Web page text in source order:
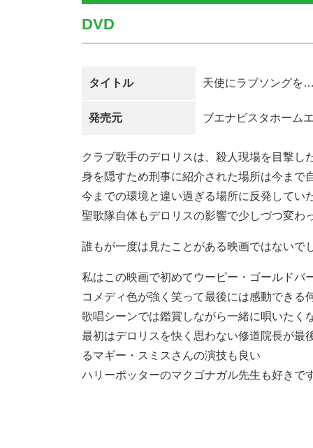
DVD
タイトル 天使にラブソングを
発売元 ブエナビスタホーム
クラブ歌手のデロリスは、殺人現場を目撃し
身を隠すため刑事に紹介された場所は今まで
今までの環境と違い過ぎる場所に反発してい
聖歌隊自体もデロリスの影響で少しづつ変わ
誰もが一度は見たことがある映画ではないで
私はこの映画で初めてウーピー・ゴールドバ
コメディ色が強く笑って最後には感動できる
歌唱シーンでは鑑賞しながら一緒に唄いたく
最初はデロリスを快く思わない修道院長が最
るマギー・スミスさんの演技も良い
ハリーポッターのマクゴナガル先生も好きで